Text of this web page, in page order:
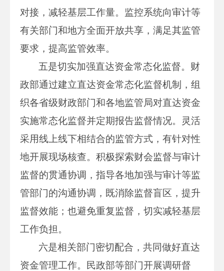
对接，减轻基层工作量。监控系统向审计等
有关部门和地方全面开放共享，满足其监管
要求，提高监管效率。
五是切实加强直达资金常态化监督。财
政部通过建立直达资金常态化监督机制，组
织各省级财政部门和各地监管局对直达资金
实施常态化监督并定期报告监督情况。灵活
采用线上线下相结合的监管方式，有针对性
地开展现场核查。积极探索财会监督与审计
监督的贯通协调，指导各地加强与审计等监
管部门的沟通协调，既消除监督盲区，提升
监督效能；也避免重复监督，切实减轻基层
工作负担。
六是相关部门密切配合，共同做好直达
资金管理工作。民政部等部门开展调研督